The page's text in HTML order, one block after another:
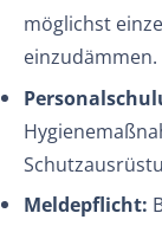
möglichst
einzudämmen.
Meldepflicht: